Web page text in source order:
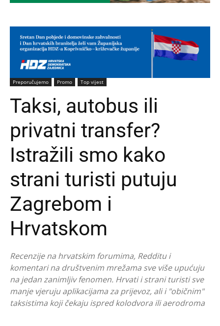
Preporučujemo Promo Top vijest
Taksi, autobus ili
privatni transfer?
Istražili smo kako
strani turisti putuju
Zagrebom i
Hrvatskom
Recenzije na hrvatskim forumima, Redditu i
komentari na društvenim mrežama sve više upućuju
na jedan zanimljiv fenomen. Hrvati i strani turisti sve
manje vjeruju aplikacijama za prijevoz, ali i "običnim"
taksistima koji čekaju ispred kolodvora ili aerodroma